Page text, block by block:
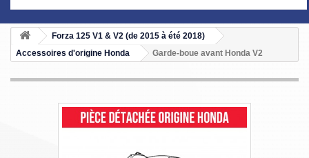
Forza 125 V1 & V2 (de 2015 à été 2018)
Accessoires d'origine Honda
Garde-boue avant Honda V2